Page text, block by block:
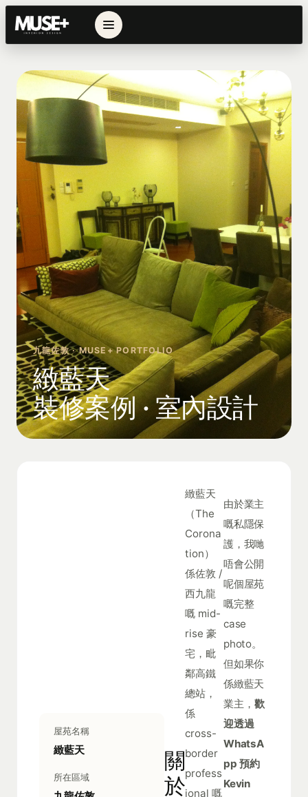
九龍佐敦 · MUSE+ PORTFOLIO
緻藍天
裝修案例 · 室內設計
屋苑名稱
緻藍天
所在區域
關
於
緻藍天
（The
Corona
tion）
係佐敦 /
西九龍
嘅 mid-
rise 豪
宅，毗
鄰高鐵
總站，
係
cross-
border
profess
ional 嘅
由於業主
嘅私隱保
護，我哋
唔會公開
呢個屋苑
嘅完整
case
photo。
但如果你
係緻藍天
業主， 歡
迎透過
WhatsA
pp 預約
Kevin